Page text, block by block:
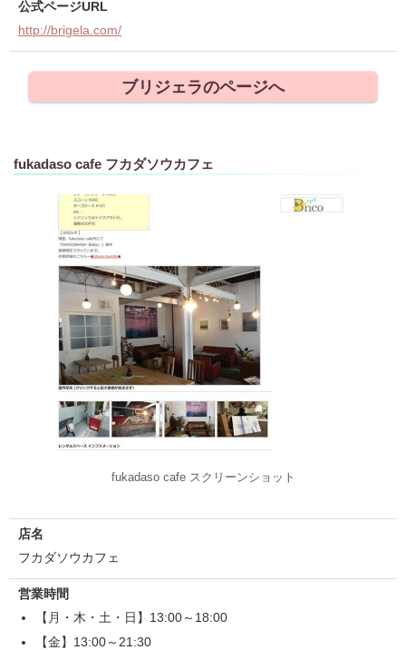
公式ページURL
http://brigela.com/
ブリジェラのページへ
fukadaso cafe フカダソウカフェ
fukadaso cafe スクリーンショット
店名
フカダソウカフェ
営業時間
【月・木・土・日】13:00～18:00
【金】13:00～21:30